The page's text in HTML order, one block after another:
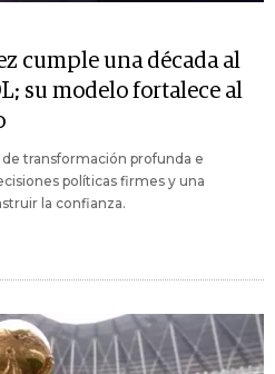
cumple una década al
su modelo fortalece al
transformación profunda e
políticas firmes y una
la confianza.